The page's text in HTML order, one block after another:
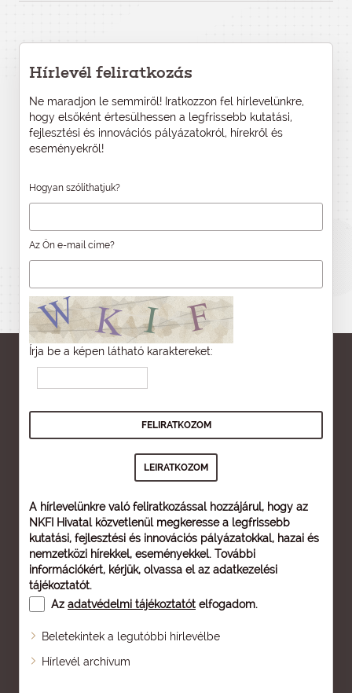
Hírlevél feliratkozás
Ne maradjon le semmiről! Iratkozzon fel hírlevelünkre,
hogy elsőként értesülhessen a legfrissebb kutatási,
fejlesztési és innovációs pályázatokról, hírekről és
eseményekről!
Hogyan szólíthatjuk?
Az Ön e-mail címe?
Írja be a képen látható karaktereket:
A hírlevelünkre való feliratkozással hozzájárul, hogy az
NKFI Hivatal közvetlenül megkeresse a legfrissebb
kutatási, fejlesztési és innovációs pályázatokkal, hazai és
nemzetközi hírekkel, eseményekkel. További
információkért, kérjük, olvassa el az adatkezelési
tájékoztatót.
Az adatvédelmi tájékoztatót elfogadom.
Beletekintek a legutóbbi hírlevélbe
Hírlevél archívum
Oldaltérkép